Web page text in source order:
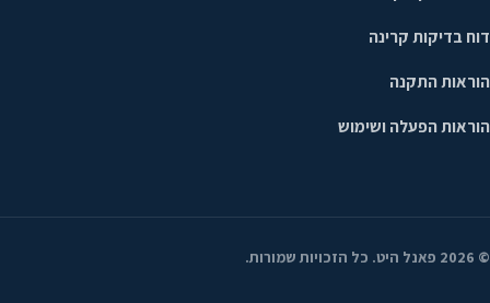
דוח בדיקות קרינה
הוראות התקנה
הוראות הפעלה ושימוש
©
2026 פאנל היט. כל הזכויות שמורות.